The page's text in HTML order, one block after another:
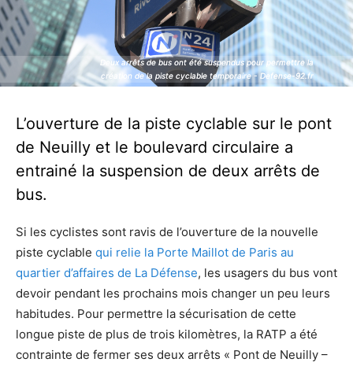
Deux arrêts de bus ont été suspendus pour permettre la
création de la piste cyclable temporaire - Defense-92.fr
Deux arrêts de bus ont été suspendus pour permettre la
création de la piste cyclable temporaire - Defense-92.fr
L’ouverture de la piste cyclable sur le pont
de Neuilly et le boulevard circulaire a
entrainé la suspension de deux arrêts de
bus.
Si les cyclistes sont ravis de l’ouverture de la nouvelle
piste cyclable qui relie la Porte Maillot de Paris au
quartier d’affaires de La Défense, les usagers du bus vont
devoir pendant les prochains mois changer un peu leurs
habitudes. Pour permettre la sécurisation de cette
longue piste de plus de trois kilomètres, la RATP a été
contrainte de fermer ses deux arrêts « Pont de Neuilly –